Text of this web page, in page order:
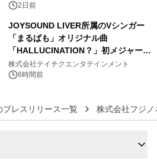
ボグッズも発売決定！
2日前
JOYSOUND LIVER所属のVシンガー
「まるぱも」オリジナル曲
「HALLUCINATION？」初メジャー配
信リリース決定！
株式会社テイチクエンタテインメント
6時間前
プレスリリース一覧 株式会社フジノ